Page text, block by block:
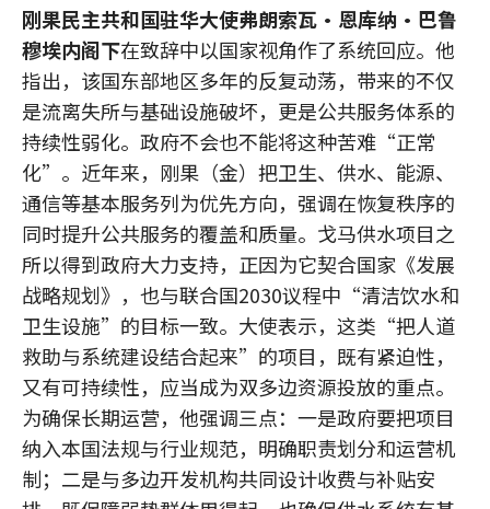
刚果民主共和国驻华大使弗朗索瓦·恩库纳·巴鲁
穆埃内阁下在致辞中以国家视角作了系统回应。他
指出，该国东部地区多年的反复动荡，带来的不仅
是流离失所与基础设施破坏，更是公共服务体系的
持续性弱化。政府不会也不能将这种苦难“正常
化”。近年来，刚果（金）把卫生、供水、能源、
通信等基本服务列为优先方向，强调在恢复秩序的
同时提升公共服务的覆盖和质量。戈马供水项目之
所以得到政府大力支持，正因为它契合国家《发展
战略规划》，也与联合国2030议程中“清洁饮水和
卫生设施”的目标一致。大使表示，这类“把人道
救助与系统建设结合起来”的项目，既有紧迫性，
又有可持续性，应当成为双多边资源投放的重点。
为确保长期运营，他强调三点：一是政府要把项目
纳入本国法规与行业规范，明确职责划分和运营机
制；二是与多边开发机构共同设计收费与补贴安